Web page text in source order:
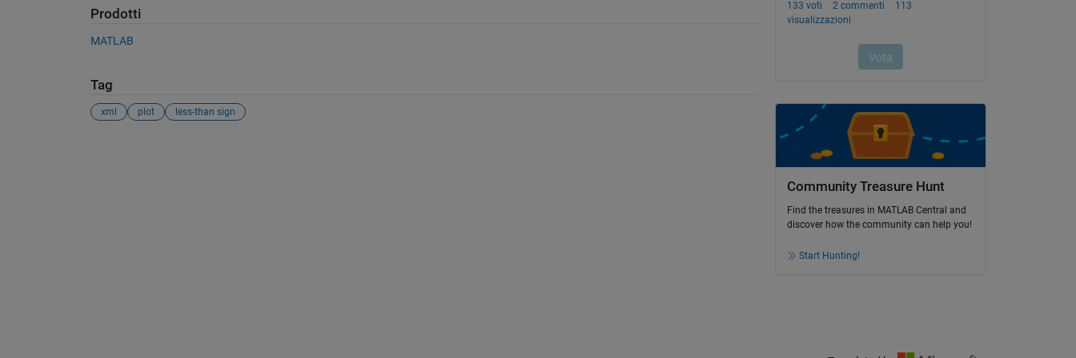
Prodotti
MATLAB
Tag
xml plot less-than sign
Community Treasure Hunt
Find the treasures in MATLAB Central and
discover how the community can help you!
Start Hunting!